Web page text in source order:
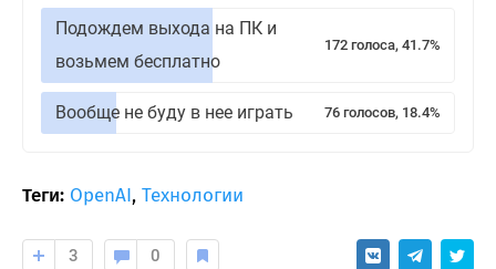
Подождем выхода на ПК и
возьмем бесплатно
172 голоса, 41.7%
Вообще не буду в нее играть 76 голосов, 18.4%
Теги: OpenAI, Технологии
3 0